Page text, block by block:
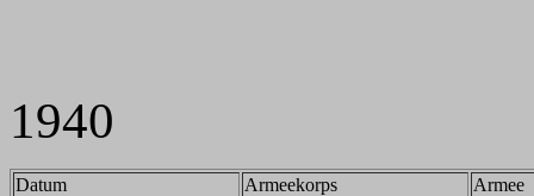
1940
Datum Armeekorps
Armee